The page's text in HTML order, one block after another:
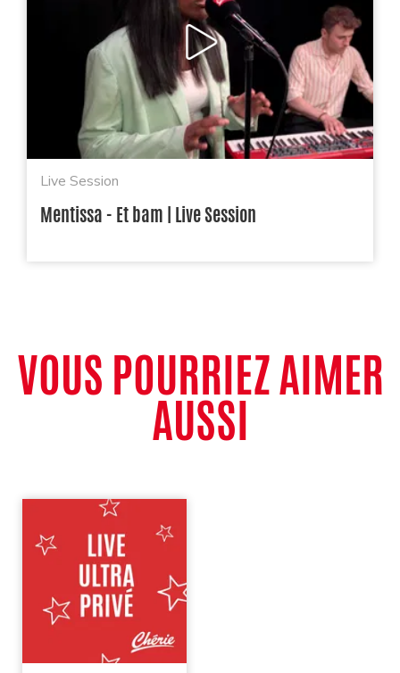
Live Session
Mentissa - Et bam | Live Session
VOUS POURRIEZ AIMER
AUSSI